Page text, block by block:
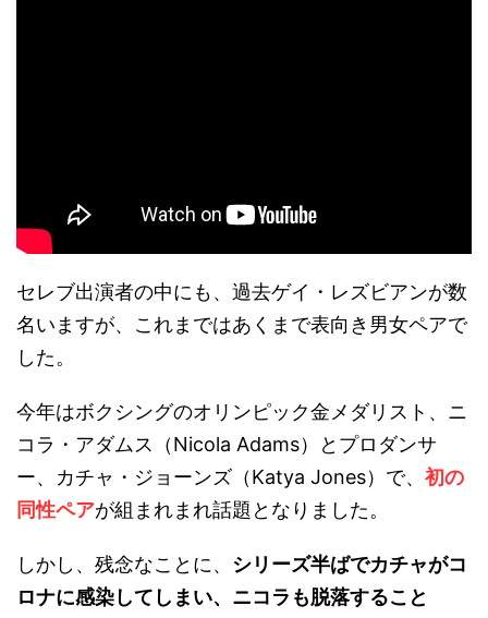
セレブ出演者の中にも、過去ゲイ・レズビアンが数
名いますが、これまではあくまで表向き男女ペアで
した。
今年はボクシングのオリンピック金メダリスト、ニ
コラ・アダムス（Nicola Adams）とプロダンサ
ー、カチャ・ジョーンズ（Katya Jones）で、 初の
同性ペアが組まれまれ話題となりました。
しかし、残念なことに、 シリーズ半ばでカチャがコ
ロナに感染してしまい、ニコラも脱落すること